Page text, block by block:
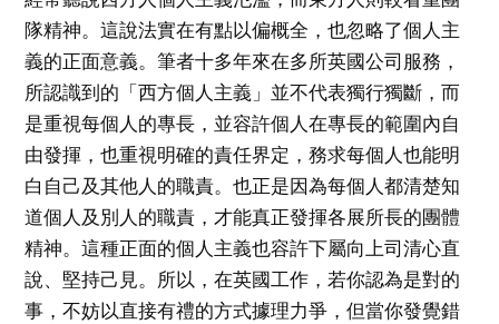
隊精神。這說法實在有點以偏概全，也忽略了個人主
義的正面意義。筆者十多年來在多所英國公司服務，
所認識到的「西方個人主義」並不代表獨行獨斷，而
是重視每個人的專長，並容許個人在專長的範圍內自
由發揮，也重視明確的責任界定，務求每個人也能明
白自己及其他人的職責。也正是因為每個人都清楚知
道個人及別人的職責，才能真正發揮各展所長的團體
精神。這種正面的個人主義也容許下屬向上司清心直
說、堅持己見。所以，在英國工作，若你認為是對的
事，不妨以直接有禮的方式據理力爭，但當你發覺錯